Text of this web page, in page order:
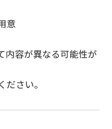
意
内容が異なる可能性が
さい。